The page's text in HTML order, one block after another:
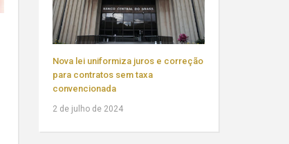
Nova lei uniformiza juros e correção
para contratos sem taxa
convencionada
2 de julho de 2024